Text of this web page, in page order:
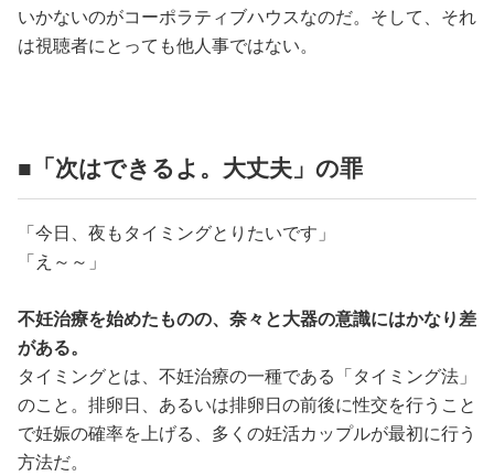
いかないのがコーポラティブハウスなのだ。そして、それ
は視聴者にとっても他人事ではない。
■「次はできるよ。大丈夫」の罪
「今日、夜もタイミングとりたいです」
「え～～」
不妊治療を始めたものの、奈々と大器の意識にはかなり差
がある。
タイミングとは、不妊治療の一種である「タイミング法」
のこと。排卵日、あるいは排卵日の前後に性交を行うこと
で妊娠の確率を上げる、多くの妊活カップルが最初に行う
方法だ。